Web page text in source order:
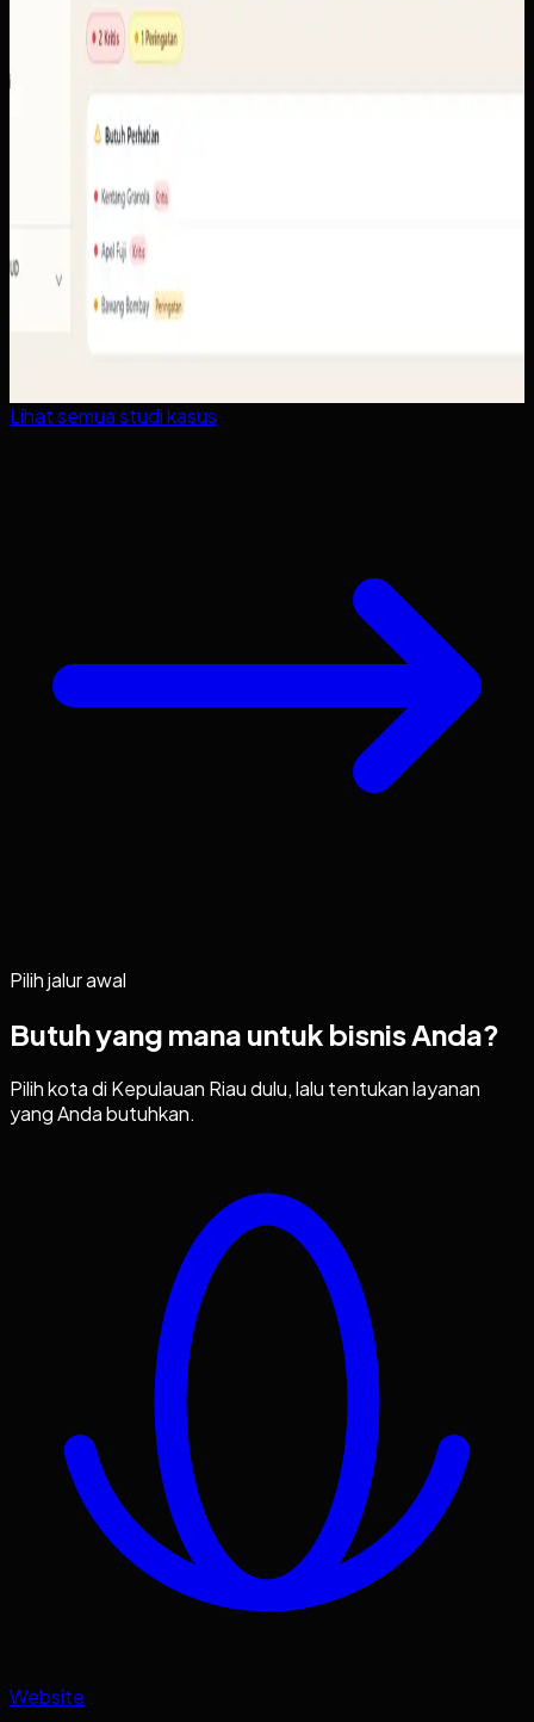
Lihat semua studi kasus
Pilih jalur awal
Butuh yang mana untuk bisnis Anda?
Pilih kota di Kepulauan Riaudulu, lalu tentukan layanan
yang Anda butuhkan.
Website